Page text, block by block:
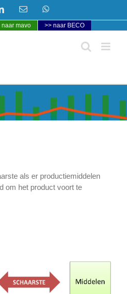
LinkedInE-
naar mavo >> naar BECO
als er productiemiddelen
om het product voort te